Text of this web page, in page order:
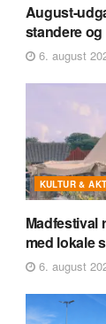
August-
standere
6. august
KULTUR &
Madfestival
med lokale
6. august